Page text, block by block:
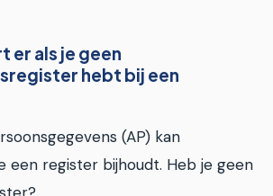
er als je geen
hebt bij een
(AP) kan
een register bijhoudt. Heb je geen